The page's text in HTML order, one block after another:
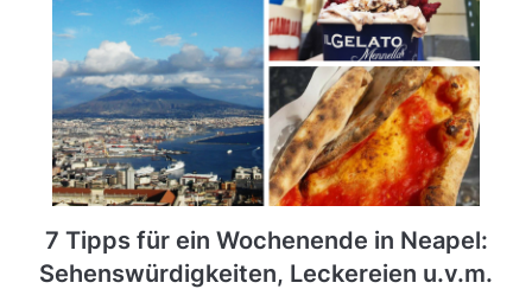
7 Tipps für ein Wochenende in Neapel:
Sehenswürdigkeiten, Leckereien u.v.m.